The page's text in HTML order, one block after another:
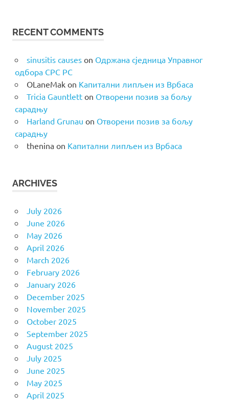
RECENT COMMENTS
sinusitis causeson Одржана сједница Управног
одбора СРС РС
OLaneMakon Капитални липљен из Врбаса
Tricia Gauntletton Отворени позив за бољу
сарадњу
Harland Grunau on Отворени позив за бољу
сарадњу
theninaon Капитални липљен из Врбаса
ARCHIVES
July 2026
June 2026
May 2026
April 2026
March 2026
February 2026
January 2026
December 2025
November 2025
October 2025
September 2025
August 2025
July 2025
June 2025
May 2025
April 2025